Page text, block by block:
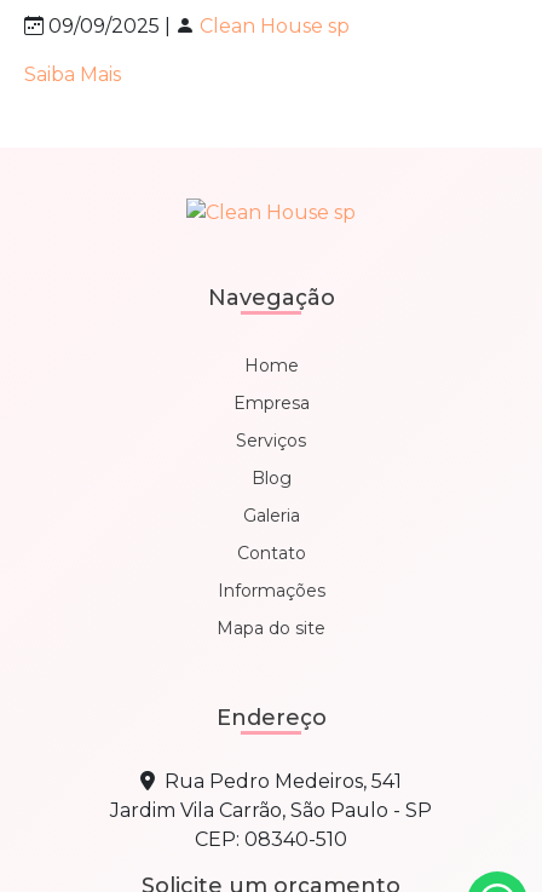
09/09/2025 | Clean House sp
Saiba Mais
Navegação
Home
Empresa
Serviços
Blog
Galeria
Contato
Informações
Mapa do site
Endereço
Rua Pedro Medeiros, 541
Jardim Vila Carrão, São Paulo - SP
CEP: 08340-510
Solicite um orçamento